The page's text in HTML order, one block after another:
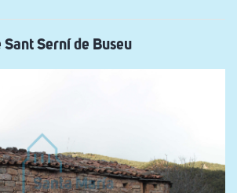
Serní de Buseu